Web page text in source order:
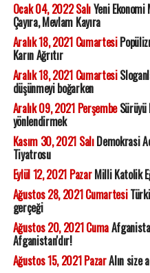
Ocak 04, 2022 SalıYeni Ekonomi
Çayıra, Mevlam Kayıra
Aralık 18, 2021 Cumartesi
Karın Ağrıtır
Aralık 18, 2021 Cumartesi
düşünmeyi boğarken
Aralık 09, 2021 PerşembeSürüyü
yönlendirmek
Kasım 30, 2021 SalıDemokrasi
Tiyatrosu
Eylül 12, 2021 PazarMilli Katolik
Ağustos 28, 2021 Cumartesi
gerçeği
Ağustos 20, 2021 Cuma
Afganistan'dır!
Ağustos 15, 2021 PazarAlın size